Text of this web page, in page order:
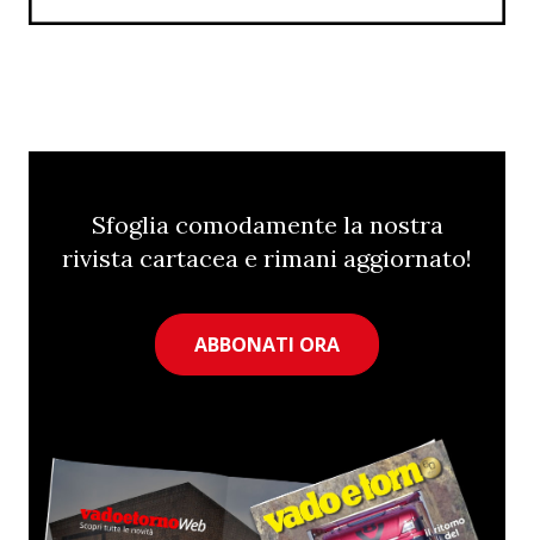
Sfoglia comodamente la nostra
rivista cartacea e rimani aggiornato!
ABBONATI ORA